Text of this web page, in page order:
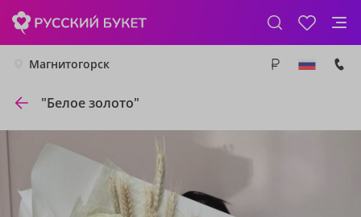
Магнитогорск
"Белое золото"